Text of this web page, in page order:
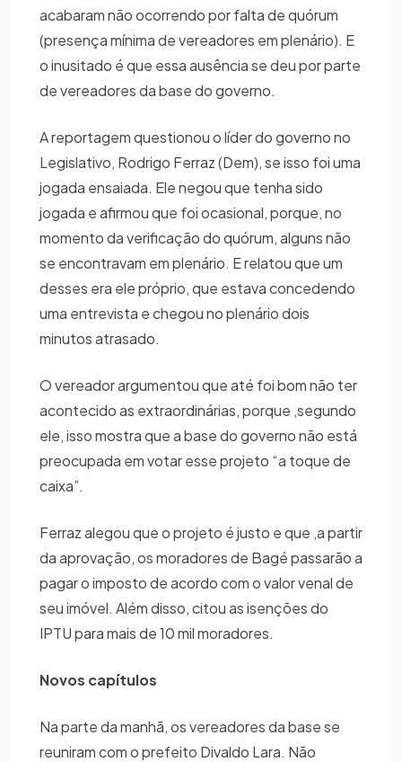
acabaram não ocorrendo por falta de quórum
(presença mínima de vereadores em plenário). E
o inusitado é que essa ausência se deu por parte
de vereadores da base do governo.
A reportagem questionou o líder do governo no
Legislativo, Rodrigo Ferraz (Dem), se isso foi uma
jogada ensaiada. Ele negou que tenha sido
jogada e afirmou que foi ocasional, porque, no
momento da verificação do quórum, alguns não
se encontravam em plenário. E relatou que um
desses era ele próprio, que estava concedendo
uma entrevista e chegou no plenário dois
minutos atrasado.
O vereador argumentou que até foi bom não ter
acontecido as extraordinárias, porque ,segundo
ele, isso mostra que a base do governo não está
preocupada em votar esse projeto “a toque de
caixa”.
Ferraz alegou que o projeto é justo e que ,a partir
da aprovação, os moradores de Bagé passarão a
pagar o imposto de acordo com o valor venal de
seu imóvel. Além disso, citou as isenções do
IPTU para mais de 10 mil moradores.
Novos capítulos
Na parte da manhã, os vereadores da base se
reuniram com o prefeito Divaldo Lara. Não